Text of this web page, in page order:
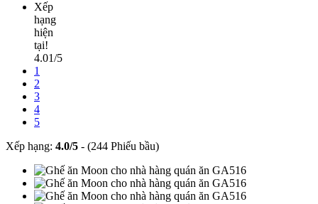
Xếp
hạng
hiện
tại!
4.01/5
1
2
3
4
5
Xếp hạng: 4.0/5 - (244 Phiếu bầu)